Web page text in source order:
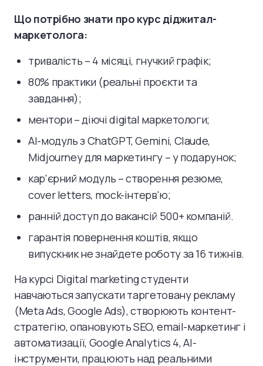
Що потрібно знати про курс діджитал-
маркетолога:
тривалість – 4 місяці, гнучкий графік;
80% практики (реальні проєкти та
завдання);
ментори – діючі digital маркетологи;
AI-модуль з ChatGPT, Gemini, Claude,
Midjourney для маркетингу – у подарунок;
кар'єрний модуль – створення резюме,
cover letters, mock-інтерв'ю;
ранній доступ до вакансій 500+ компаній.
гарантія повернення коштів, якщо
випускник не знайдете роботу за 16 тижнів.
На курсі Digital marketing студенти
навчаються запускати таргетовану рекламу
(Meta Ads, Google Ads), створюють контент-
стратегію, опановують SEO, email-маркетинг і
автоматизації, Google Analytics 4, AI-
інструменти, працюють над реальними